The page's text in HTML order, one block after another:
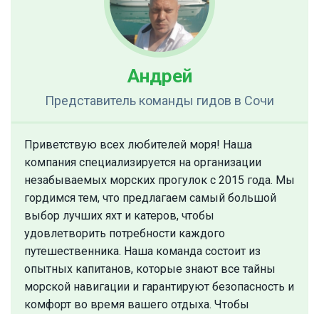
Андрей
Представитель команды гидов в Сочи
Приветствую всех любителей моря! Наша
компания специализируется на организации
незабываемых морских прогулок с 2015 года. Мы
гордимся тем, что предлагаем самый большой
выбор лучших яхт и катеров, чтобы
удовлетворить потребности каждого
путешественника. Наша команда состоит из
опытных капитанов, которые знают все тайны
морской навигации и гарантируют безопасность и
комфорт во время вашего отдыха. Чтобы